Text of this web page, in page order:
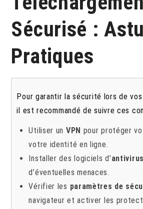
Sécurisé :
Pratiques
Pour garantir la sécurité lors de
il est recommandé de suivre ces
Utiliser un VPN pour protéger
votre identité en ligne.
Installer des logiciels d’antivirus
d’éventuelles menaces.
Vérifier les paramètres de
navigateur et activer les